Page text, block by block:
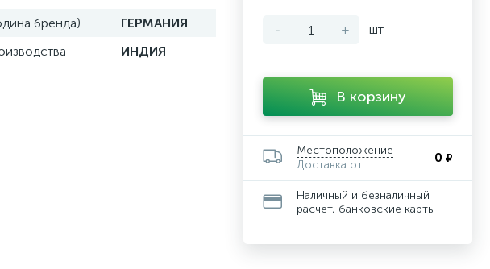
бренда)
ГЕРМАНИЯ
ИНДИЯ
- + шт
В корзину
Местоположение
Доставка от
0 ₽
Наличный и безналичный
расчет, банковские карты